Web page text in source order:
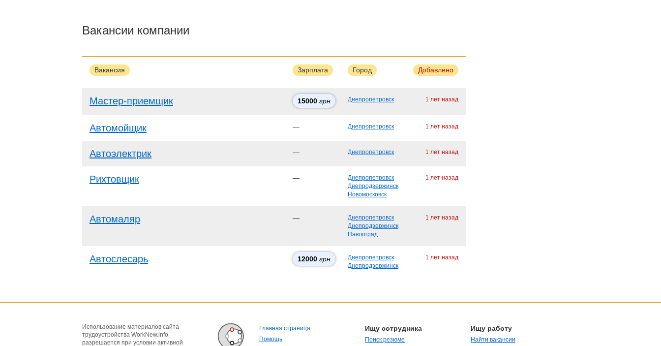
Вакансии компании
Вакансия Зарплата Город Добавлено
Мастер-приемщик 15000 грн Днепропетровск 1 лет назад
Автомойщик — Днепропетровск 1 лет назад
Автоэлектрик — Днепропетровск 1 лет назад
Рихтовщик —
Днепропетровск
Днепродзержинск
Новомосковск
1 лет назад
Автомаляр —
Днепропетровск
Днепродзержинск
Павлоград
1 лет назад
Автослесарь 12000 грн
Днепропетровск
Днепродзержинск
1 лет назад
Использование материалов сайта
трудоустройства WorkNew.info
разрешается при условии активной
Главная страница
Помощь
Ищу сотрудника
Поиск резюме
Ищу работу
Найти вакансии